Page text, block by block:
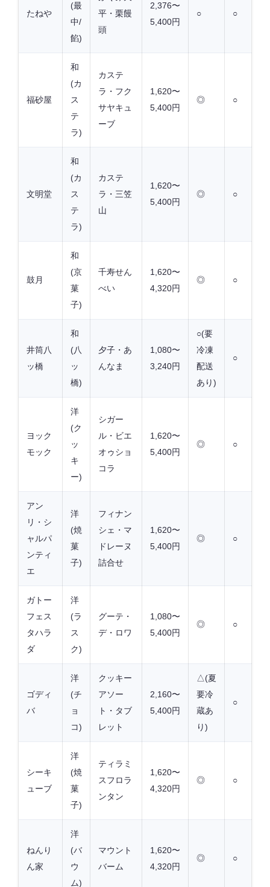
たねや
(最
中/
餡)
平・栗饅
頭
2,376〜
5,400円
○ ○
福砂屋
和
(カ
ス
テ
ラ)
カステ
ラ・フク
サヤキュ
ーブ
1,620〜
5,400円
◎ ○
文明堂
和
(カ
ス
テ
ラ)
カステ
ラ・三笠
山
1,620〜
5,400円
◎ ○
鼓月
和
(京
菓
子)
千寿せん
べい
1,620〜
4,320円
◎ ○
井筒八
ッ橋
和
(八
ッ
橋)
夕子・あ
んなま
1,080〜
3,240円
○(要
冷凍
配送
あり)
○
ヨック
モック
洋
(ク
ッ
キ
ー)
シガー
ル・ビエ
オゥショ
コラ
1,620〜
5,400円
◎ ○
アン
リ・シ
ャルパ
ンティ
エ
洋
(焼
菓
子)
フィナン
シェ・マ
ドレーヌ
詰合せ
1,620〜
5,400円
◎ ○
ガトー
フェス
タハラ
ダ
洋
(ラ
ス
ク)
グーテ・
デ・ロワ
1,080〜
5,400円
◎ ○
ゴディ
バ
洋
(チ
ョ
コ)
クッキー
アソー
ト・タブ
レット
2,160〜
5,400円
△(夏
要冷
蔵あ
り)
○
シーキ
ューブ
洋
(焼
菓
子)
ティラミ
スフロラ
ンタン
1,620〜
4,320円
◎ ○
ねんり
ん家
洋
(バ
ウ
ム)
マウント
バーム
1,620〜
4,320円
◎ ○